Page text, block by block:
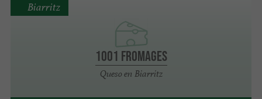
1001 Fromages
Queso en Biarritz
Biarritz